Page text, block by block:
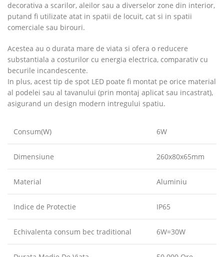
decorativa a scarilor, aleilor sau a diverselor zone din interior,
putand fi utilizate atat in spatii de locuit, cat si in spatii
comerciale sau birouri.
Acestea au o durata mare de viata si ofera o reducere
substantiala a costurilor cu energia electrica, comparativ cu
becurile incandescente.
In plus, acest tip de spot LED poate fi montat pe orice material
al podelei sau al tavanului (prin montaj aplicat sau incastrat),
asigurand un design modern intregului spatiu.
Consum(W) 6W
Dimensiune 260x80x65mm
Material Aluminiu
Indice de Protectie IP65
Echivalenta consum bec traditional 6W=30W